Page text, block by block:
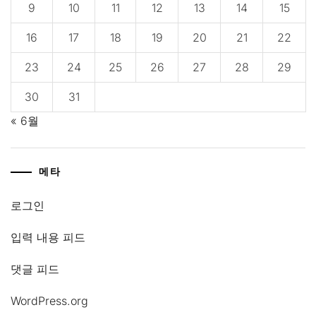
9 10 11 12 13 14 15
16 17 18 19 20 21 22
23 24 25 26 27 28 29
30
31
« 6월
메타
로그인
입력 내용 피드
댓글 피드
WordPress.org